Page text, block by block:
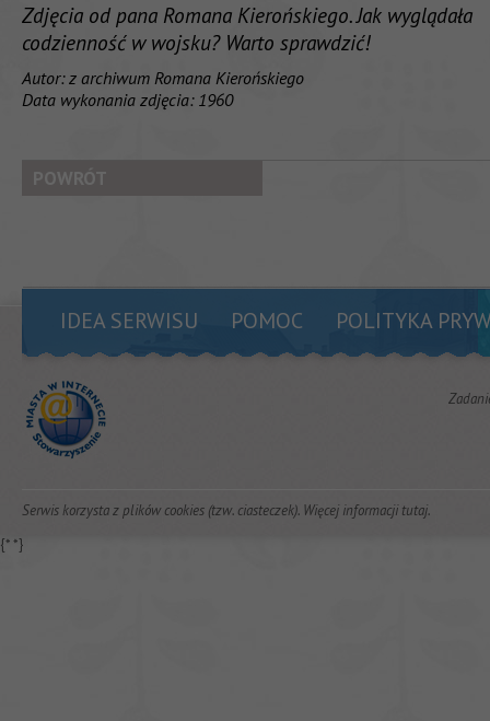
Zdjęcia od pana Romana Kierońskiego. Jak wyglądała
codzienność w wojsku? Warto sprawdzić!
Autor: z archiwum Romana Kierońskiego
Data wykonania zdjęcia: 1960
POWRÓT
IDEA SERWISU POMOC POLITYKA
Serwis korzysta z plików cookies (tzw. ciasteczek). Więcej informacjitutaj.
{**}